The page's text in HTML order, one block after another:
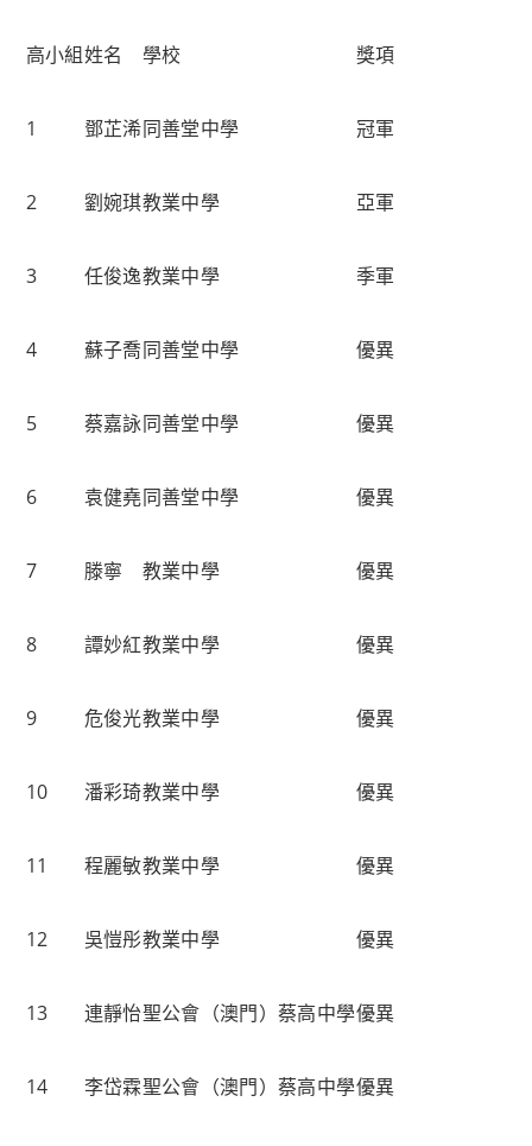
高小組姓名 學校 獎項
1 鄧芷浠同善堂中學 冠軍
2 劉婉琪教業中學 亞軍
3 任俊逸教業中學 季軍
4 蘇子喬同善堂中學 優異
5 蔡嘉詠同善堂中學 優異
6 袁健堯同善堂中學 優異
7 滕寧 教業中學 優異
8 譚妙紅教業中學 優異
9 危俊光教業中學 優異
10 潘彩琦教業中學 優異
11 程麗敏教業中學 優異
12 吳愷彤教業中學 優異
13 連靜怡聖公會（澳門）蔡高中學優異
14 李岱霖聖公會（澳門）蔡高中學優異